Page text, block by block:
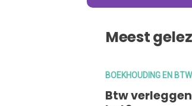
Meest
BOEKHOUDING EN BTW
Btw